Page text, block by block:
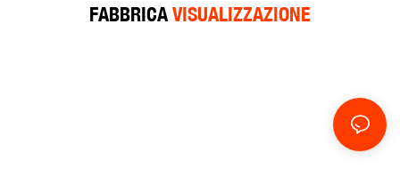
FABBRICAVISUALIZZAZIONE